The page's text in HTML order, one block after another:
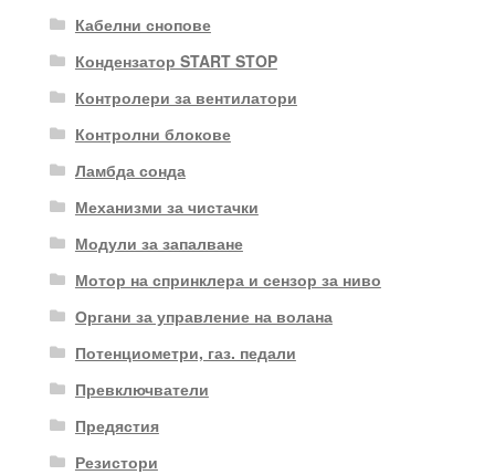
Кабелни снопове
Кондензатор START STOP
Контролери за вентилатори
Контролни блокове
Ламбда сонда
Механизми за чистачки
Модули за запалване
Мотор на спринклера и сензор за ниво
Органи за управление на волана
Потенциометри, газ. педали
Превключватели
Предястия
Резистори